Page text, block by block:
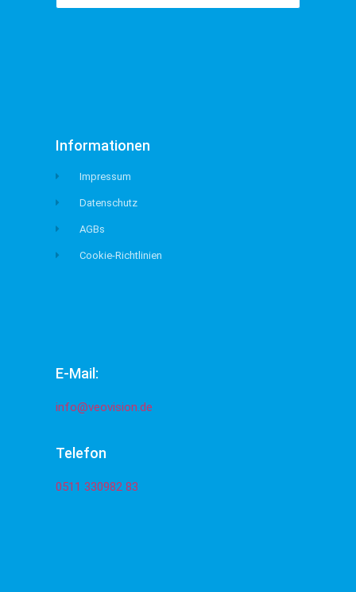
Informationen
Impressum
Datenschutz
AGBs
Cookie-Richtlinien
E-Mail:
info@veovision.de
Telefon
0511 330982 83